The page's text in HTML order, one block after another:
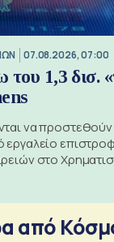
07.08.2026, 07:00
1,3 δισ.
να
εργαλείο
στο
από